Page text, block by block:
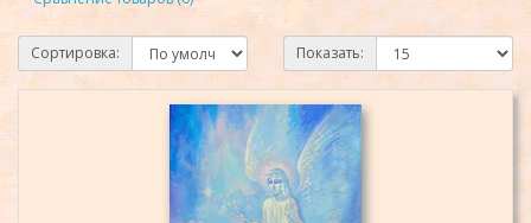
Сортировка: Показать: